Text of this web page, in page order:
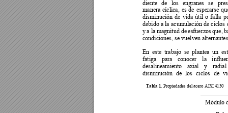
diente de los engranes se
manera cíclica, es de esperarse
disminución de vida útil o falla
debido a la acumulación de ciclos
y a la magnitud deesfuerzos que,
condiciones, se vuelven
En este  trabajo se plantea un
fatiga
para conocer la
desalineamiento
axial y radial
disminución de los ciclos de
Tabla 1. Propiedades del acero AISI 4130
Módulo